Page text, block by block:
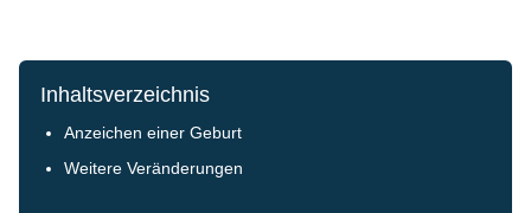
Inhaltsverzeichnis
Anzeichen einer Geburt
Weitere Veränderungen